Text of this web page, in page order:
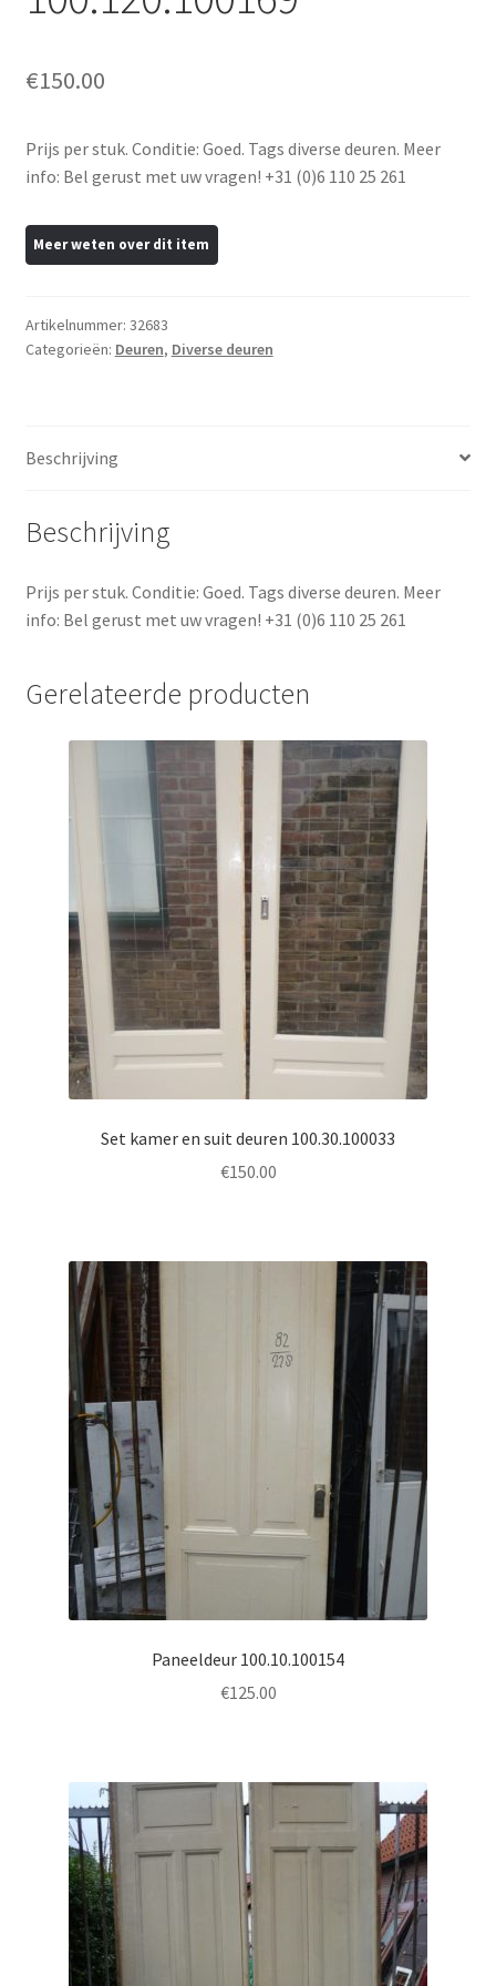
€150.00
Prijs per stuk. Conditie: Goed. Tags diverse deuren. Meer
info: Bel gerust met uw vragen! +31 (0)6 110 25 261
Artikelnummer: 32683
Categorieën: Deuren, Diverse deuren
Beschrijving
Beschrijving
Prijs per stuk. Conditie: Goed. Tags diverse deuren. Meer
info: Bel gerust met uw vragen! +31 (0)6 110 25 261
Gerelateerde producten
Set kamer en suit deuren 100.30.100033
€150.00
Paneeldeur 100.10.100154
€125.00